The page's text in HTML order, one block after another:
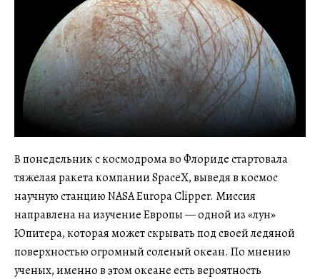
В понедельник с космодрома во Флориде стартовала
тяжелая ракета компании SpaceX, выведя в космос
научную станцию NASA Europa Clipper. Миссия
направлена на изучение Европы — одной из «лун»
Юпитера, которая может скрывать под своей ледяной
поверхностью огромный соленый океан. По мнению
ученых, именно в этом океане есть вероятность